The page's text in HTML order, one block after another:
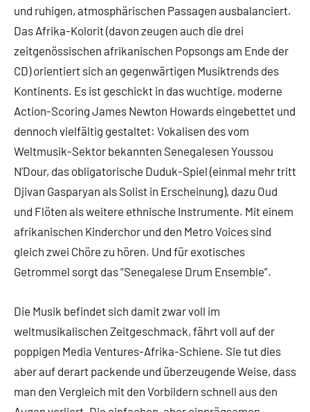
und ruhigen, atmosphärischen Passagen ausbalanciert.
Das Afrika-Kolorit (davon zeugen auch die drei
zeitgenössischen afrikanischen Popsongs am Ende der
CD) orientiert sich an gegenwärtigen Musiktrends des
Kontinents. Es ist geschickt in das wuchtige, moderne
Action-Scoring James Newton Howards eingebettet und
dennoch vielfältig gestaltet: Vokalisen des vom
Weltmusik-Sektor bekannten Senegalesen Youssou
N’Dour, das obligatorische Duduk-Spiel (einmal mehr tritt
Djivan Gasparyan als Solist in Erscheinung), dazu Oud
und Flöten als weitere ethnische Instrumente. Mit einem
afrikanischen Kinderchor und den Metro Voices sind
gleich zwei Chöre zu hören. Und für exotisches
Getrommel sorgt das “Senegalese Drum Ensemble”.
Die Musik befindet sich damit zwar voll im
weltmusikalischen Zeitgeschmack, fährt voll auf der
poppigen Media Ventures-Afrika-Schiene. Sie tut dies
aber auf derart packende und überzeugende Weise, dass
man den Vergleich mit den Vorbildern schnell aus den